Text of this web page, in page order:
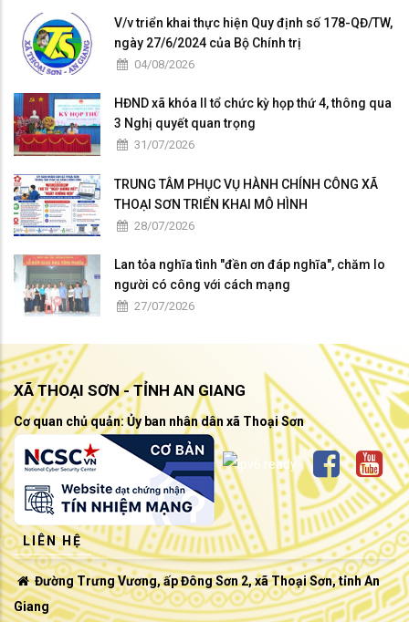
V/v triển khai thực hiện Quy định số 178-QĐ/TW,
ngày 27/6/2024 của Bộ Chính trị
04/08/2026
HĐND xã khóa II tổ chức kỳ họp thứ 4, thông qua
3 Nghị quyết quan trọng
31/07/2026
TRUNG TÂM PHỤC VỤ HÀNH CHÍNH CÔNG XÃ
THOẠI SƠN TRIỂN KHAI MÔ HÌNH
28/07/2026
Lan tỏa nghĩa tình "đền ơn đáp nghĩa", chăm lo
người có công với cách mạng
27/07/2026
XÃ THOẠI SƠN - TỈNH AN GIANG
Cơ quan chủ quản: Ủy ban nhân dân xã Thoại Sơn
LIÊN HỆ
Đường Trưng Vương, ấp Đông Sơn 2, xã Thoại Sơn, tỉnh An
Giang